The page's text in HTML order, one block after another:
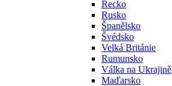
Řecko
Rusko
Španělsko
Švédsko
Velká Británie
Rumunsko
Válka na Ukrajině
Maďarsko